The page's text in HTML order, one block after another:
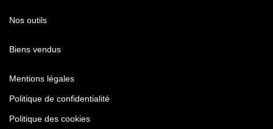
Nos outils
Biens vendus
Mentions légales
Politique de confidentialité
Politique des cookies